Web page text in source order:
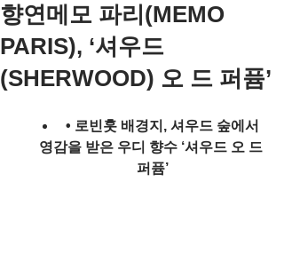
향연메모 파리(MEMO
PARIS), ‘셔우드
(SHERWOOD) 오 드 퍼퓸’
• 로빈훗 배경지, 셔우드 숲에서
영감을 받은 우디 향수 ‘셔우드 오 드
퍼퓸’